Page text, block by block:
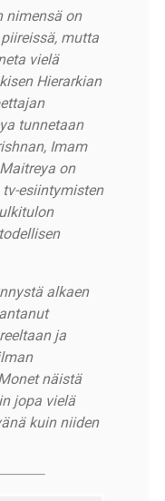
nimensä on
mutta
vielä
Hierarkian
tunnetaan
Imam
on
esiintymisten
alkaen
ja
näistä
jopa vielä
kuin niiden